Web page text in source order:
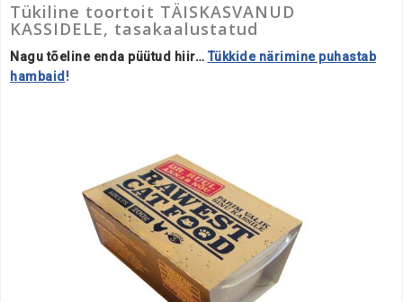
Tükiline toortoit TÄISKASVANUD
KASSIDELE, tasakaalustatud
Nagu tõeline enda püütud hiir… Tükkide närimine puhastab
hambaid !